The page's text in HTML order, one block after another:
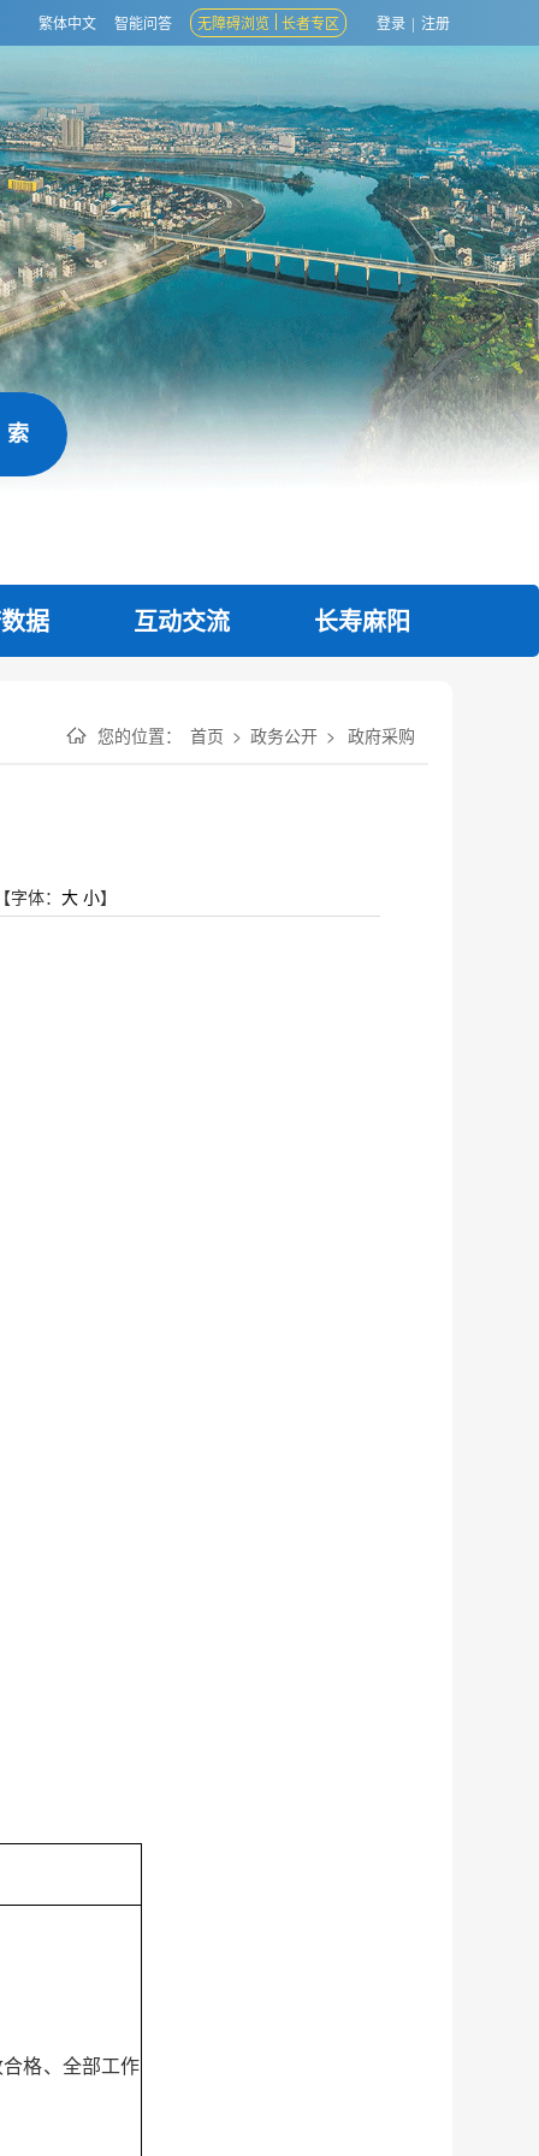
繁体中文 智能问答 无障碍浏览 长者专区 登录 | 注册
据 互动交流 长寿麻阳
您的位置： 首页 > 政务公开 > 政府采购
字体： 大 小】
格、全部工作